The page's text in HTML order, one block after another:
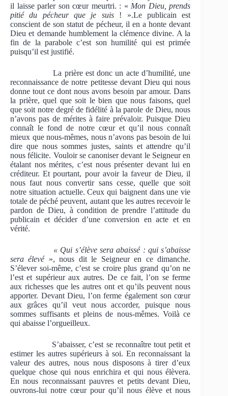
il laisse parler son cœur meurtri. : « Mon Dieu, prends
pitié du pécheur que je suis! ».Le publicain est
conscient de son statut de pécheur, il en a honte devant
Dieu et demande humblement la clémence divine. A la
fin de la parabole c’est son humilité qui est primée
puisqu’il est justifié.
La prière est donc un acte d’humilité, une
reconnaissance de notre petitesse devant Dieu qui nous
donne tout ce dont nous avons besoin par amour. Dans
la prière, quel que soit le bien que nous faisons, quel
que soit notre degré de fidélité à la parole de Dieu, nous
n’avons pas de mérites à faire prévaloir. Puisque Dieu
connaît le fond de notre cœur et qu’il nous connaît
mieux que nous-mêmes, nous n’avons pas besoin de lui
dire que nous sommes justes, saints et attendre qu’il
nous félicite. Vouloir se canoniser devant le Seigneur en
étalant nos mérites, c’est nous présenter devant lui en
créditeur. Et pourtant, pour avoir la faveur de Dieu, il
nous faut nous convertir sans cesse, quelle que soit
notre situation actuelle. Ceux qui baignent dans une vie
totale de péché peuvent, autant que les autres recevoir le
pardon de Dieu, à condition de prendre l’attitude du
publicain et décider d’une conversion en acte et en
vérité.
« Qui s’élève sera abaissé : qui s’abaisse
sera élevé», nous dit le Seigneur en ce dimanche.
S’élever soi-même, c’est se croire plus grand qu’on ne
l’est et supérieur aux autres. De ce fait, l’on se ferme
aux richesses que les autres ont et qu’ils peuvent nous
apporter. Devant Dieu, l’on ferme également son cœur
aux grâces qu’il veut nous accorder, puisque nous
sommes suffisants et pleins de nous-mêmes. Voilà ce
qui abaisse l’orgueilleux.
S’abaisser, c’est se reconnaître tout petit et
estimer les autres supérieurs à soi. En reconnaissant la
valeur des autres, nous nous disposons à tirer d’eux
quelque chose qui nous enrichira et qui nous élèvera.
En nous reconnaissant pauvres et petits devant Dieu,
ouvrons-lui notre cœur pour qu’il nous élève et nous